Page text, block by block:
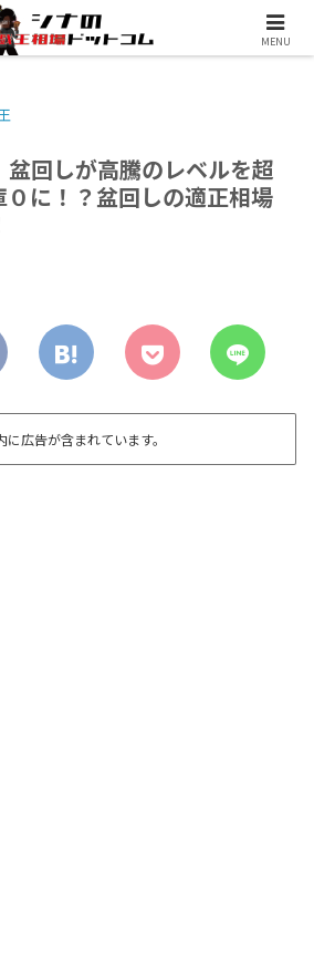
盆回しが高騰のレベルを超
０に！？盆回しの適正相場
に広告が含まれています。
MENU